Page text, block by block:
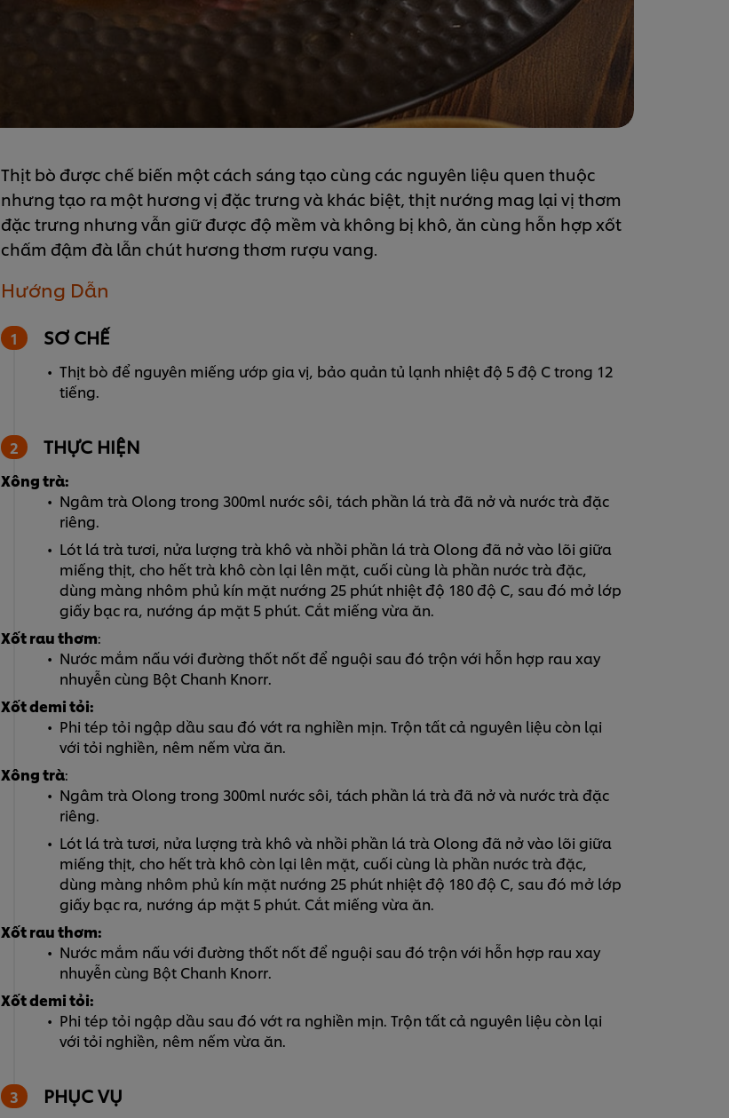
Thịt bò được chế biến một cách sáng tạo cùng các nguyên liệu quen thuộc
nhưng tạo ra một hương vị đặc trưng và khác biệt, thịt nướng mag lại vị thơm
đặc trưng nhưng vẫn giữ được độ mềm và không bị khô, ăn cùng hỗn hợp xốt
chấm đậm đà lẫn chút hương thơm rượu vang.
Hướng Dẫn
SƠ CHẾ
Thịt bò để nguyên miếng ướp gia vị, bảo quản tủ lạnh nhiệt độ 5 độ C trong 12
tiếng.
THỰC HIỆN
Xông trà:
Ngâm trà Olong trong 300ml nước sôi, tách phần lá trà đã nở và nước trà đặc
riêng.
Lót lá trà tươi, nửa lượng trà khô và nhồi phần lá trà Olong đã nở vào lõi giữa
miếng thịt, cho hết trà khô còn lại lên mặt, cuối cùng là phần nước trà đặc,
dùng màng nhôm phủ kín mặt nướng 25 phút nhiệt độ 180 độ C, sau đó mở lớp
giấy bạc ra, nướng áp mặt 5 phút. Cắt miếng vừa ăn.
Xốt rau thơm:
Nước mắm nấu với đường thốt nốt để nguội sau đó trộn với hỗn hợp rau xay
nhuyễn cùng Bột Chanh Knorr.
Xốt demi tỏi:
Phi tép tỏi ngập dầu sau đó vớt ra nghiền mịn. Trộn tất cả nguyên liệu còn lại
với tỏi nghiền, nêm nếm vừa ăn.
Xông trà:
Ngâm trà Olong trong 300ml nước sôi, tách phần lá trà đã nở và nước trà đặc
riêng.
Lót lá trà tươi, nửa lượng trà khô và nhồi phần lá trà Olong đã nở vào lõi giữa
miếng thịt, cho hết trà khô còn lại lên mặt, cuối cùng là phần nước trà đặc,
dùng màng nhôm phủ kín mặt nướng 25 phút nhiệt độ 180 độ C, sau đó mở lớp
giấy bạc ra, nướng áp mặt 5 phút. Cắt miếng vừa ăn.
Xốt rau thơm:
Nước mắm nấu với đường thốt nốt để nguội sau đó trộn với hỗn hợp rau xay
nhuyễn cùng Bột Chanh Knorr.
Xốt demi tỏi:
Phi tép tỏi ngập dầu sau đó vớt ra nghiền mịn. Trộn tất cả nguyên liệu còn lại
với tỏi nghiền, nêm nếm vừa ăn.
PHỤC VỤ